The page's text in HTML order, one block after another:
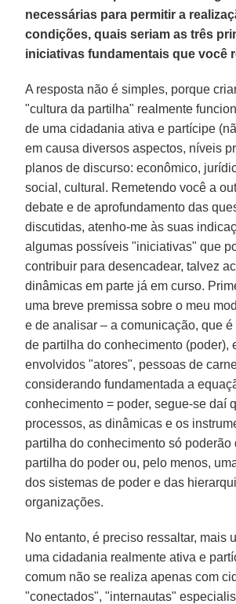
necessárias para permitir a
condições, quais seriam as três
iniciativas fundamentais que você
A resposta não é simples, porque
"cultura da partilha" realmente
de uma cidadania ativa e partícipe
em causa diversos aspectos, níveis
planos de discurso: econômico,
social, cultural. Remetendo você a
debate e de aprofundamento das
discutidas, atenho-me às suas
algumas possíveis "iniciativas" que
contribuir para desencadear, talvez
dinâmicas em parte já em curso.
uma breve premissa sobre o meu
e de analisar – a comunicação, que é
de partilha do conhecimento (poder),
envolvidos "atores", pessoas de
considerando fundamentada a
conhecimento = poder, segue-se daí
processos, as dinâmicas e os
partilha do conhecimento só poderão
partilha do poder ou, pelo menos,
dos sistemas de poder e das
organizações.
No entanto, é preciso ressaltar, mais
uma cidadania realmente ativa e
comum não se realiza apenas com
"conectados", "internautas"